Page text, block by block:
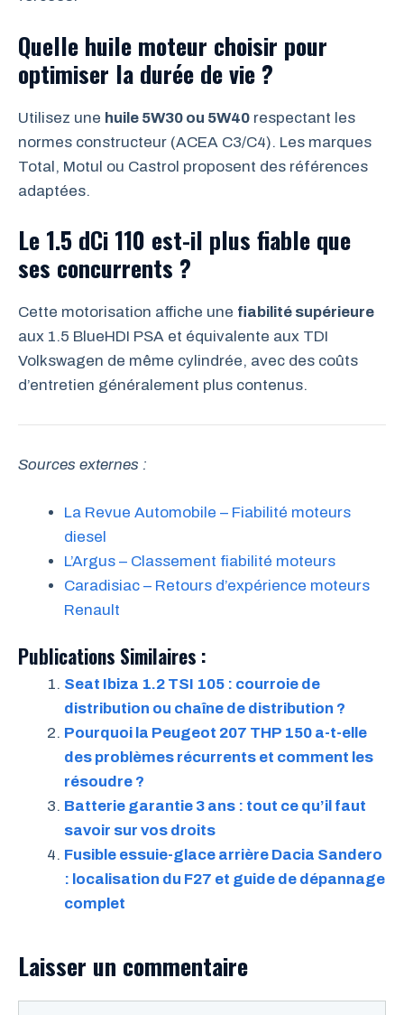
Quelle huile moteur choisir pour
optimiser la durée de vie ?
Utilisez une huile 5W30 ou 5W40 respectant les
normes constructeur (ACEA C3/C4). Les marques
Total, Motul ou Castrol proposent des références
adaptées.
Le 1.5 dCi 110 est-il plus fiable que
ses concurrents ?
Cette motorisation affiche une fiabilité supérieure
aux 1.5 BlueHDI PSA et équivalente aux TDI
Volkswagen de même cylindrée, avec des coûts
d’entretien généralement plus contenus.
Sources externes :
La Revue Automobile – Fiabilité moteurs
diesel
L’Argus – Classement fiabilité moteurs
Caradisiac – Retours d’expérience moteurs
Renault
Publications Similaires :
Seat Ibiza 1.2 TSI 105 : courroie de
distribution ou chaîne de distribution ?
Pourquoi la Peugeot 207 THP 150 a-t-elle
des problèmes récurrents et comment les
résoudre ?
Batterie garantie 3 ans : tout ce qu’il faut
savoir sur vos droits
Fusible essuie-glace arrière Dacia Sandero
: localisation du F27 et guide de dépannage
complet
Laisser un commentaire